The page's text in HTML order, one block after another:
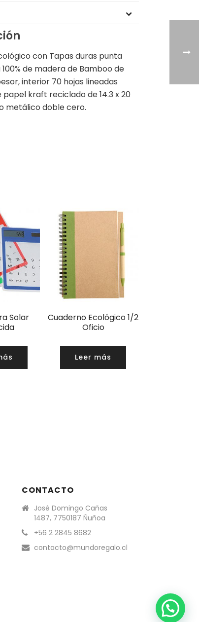
con Tapas duras punta
de madera de Bamboo de
interior 70 hojas lineadas
kraft reciclado de 14.3 x 20
metálico doble cero.
Solar
Cuaderno Ecológico 1/2
Oficio
Leer más
CONTACTO
José Domingo Cañas
1487, 7750187 Ñuñoa
+56 2 2845 8682
contacto@mundoregalo.cl